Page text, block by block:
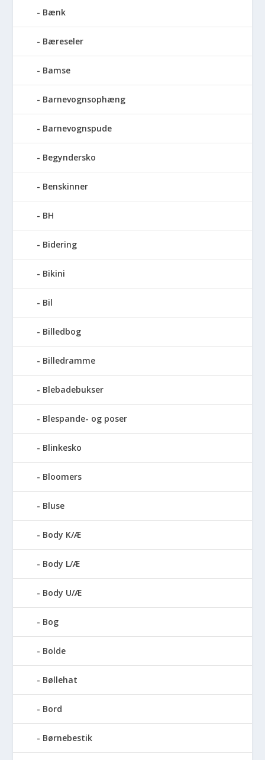
Bænk
Bæreseler
Bamse
Barnevognsophæng
Barnevognspude
Begyndersko
Benskinner
BH
Bidering
Bikini
Bil
Billedbog
Billedramme
Blebadebukser
Blespande- og poser
Blinkesko
Bloomers
Bluse
Body K/Æ
Body L/Æ
Body U/Æ
Bog
Bolde
Bøllehat
Bord
Børnebestik